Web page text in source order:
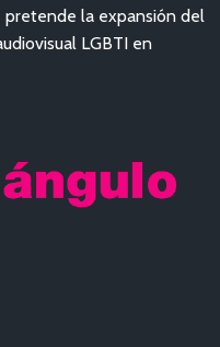
pretende la expansión del
LGBTI en